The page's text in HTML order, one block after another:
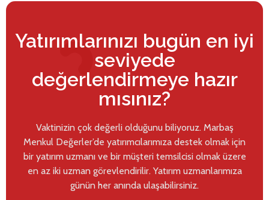
Yatırımlarınızı bugün en iyi
seviyede
değerlendirmeye hazır
mısınız?
Vaktinizin çok değerli olduğunu biliyoruz. Marbaş
Menkul Değerler’de yatırımcılarımıza destek olmak için
bir yatırım uzmanı ve bir müşteri temsilcisi olmak üzere
en az iki uzman görevlendirilir. Yatırım uzmanlarımıza
günün her anında ulaşabilirsiniz.